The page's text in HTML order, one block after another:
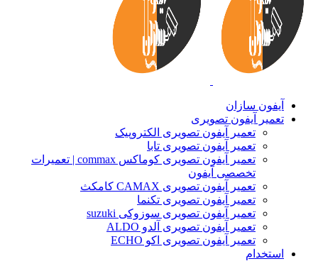
آیفون سازان
تعمیر آیفون تصویری
تعمیر آیفون تصویری الکتروپیک
تعمیر آیفون تصویری تابا
تعمیر آیفون تصویری کوماکس commax | تعمیرات
تخصصی آیفون
تعمیر آیفون تصویری CAMAX کامکث
تعمیر آیفون تصویری تکنما
تعمیر آیفون تصویری سوزوکی suzuki
تعمیر آیفون تصویری آلدو ALDO
تعمیر آیفون تصویری اکو ECHO
استخدام